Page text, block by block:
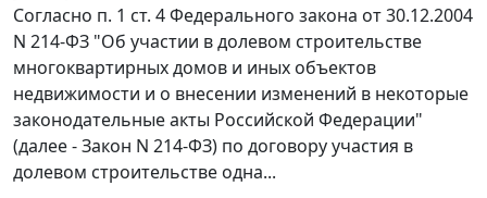
Согласно п. 1 ст. 4 Федерального закона от 30.12.2004
N 214-ФЗ "Об участии в долевом строительстве
многоквартирных домов и иных объектов
недвижимости и о внесении изменений в некоторые
законодательные акты Российской Федерации"
(далее - Закон N 214-ФЗ) по договору участия в
долевом строительстве одна...